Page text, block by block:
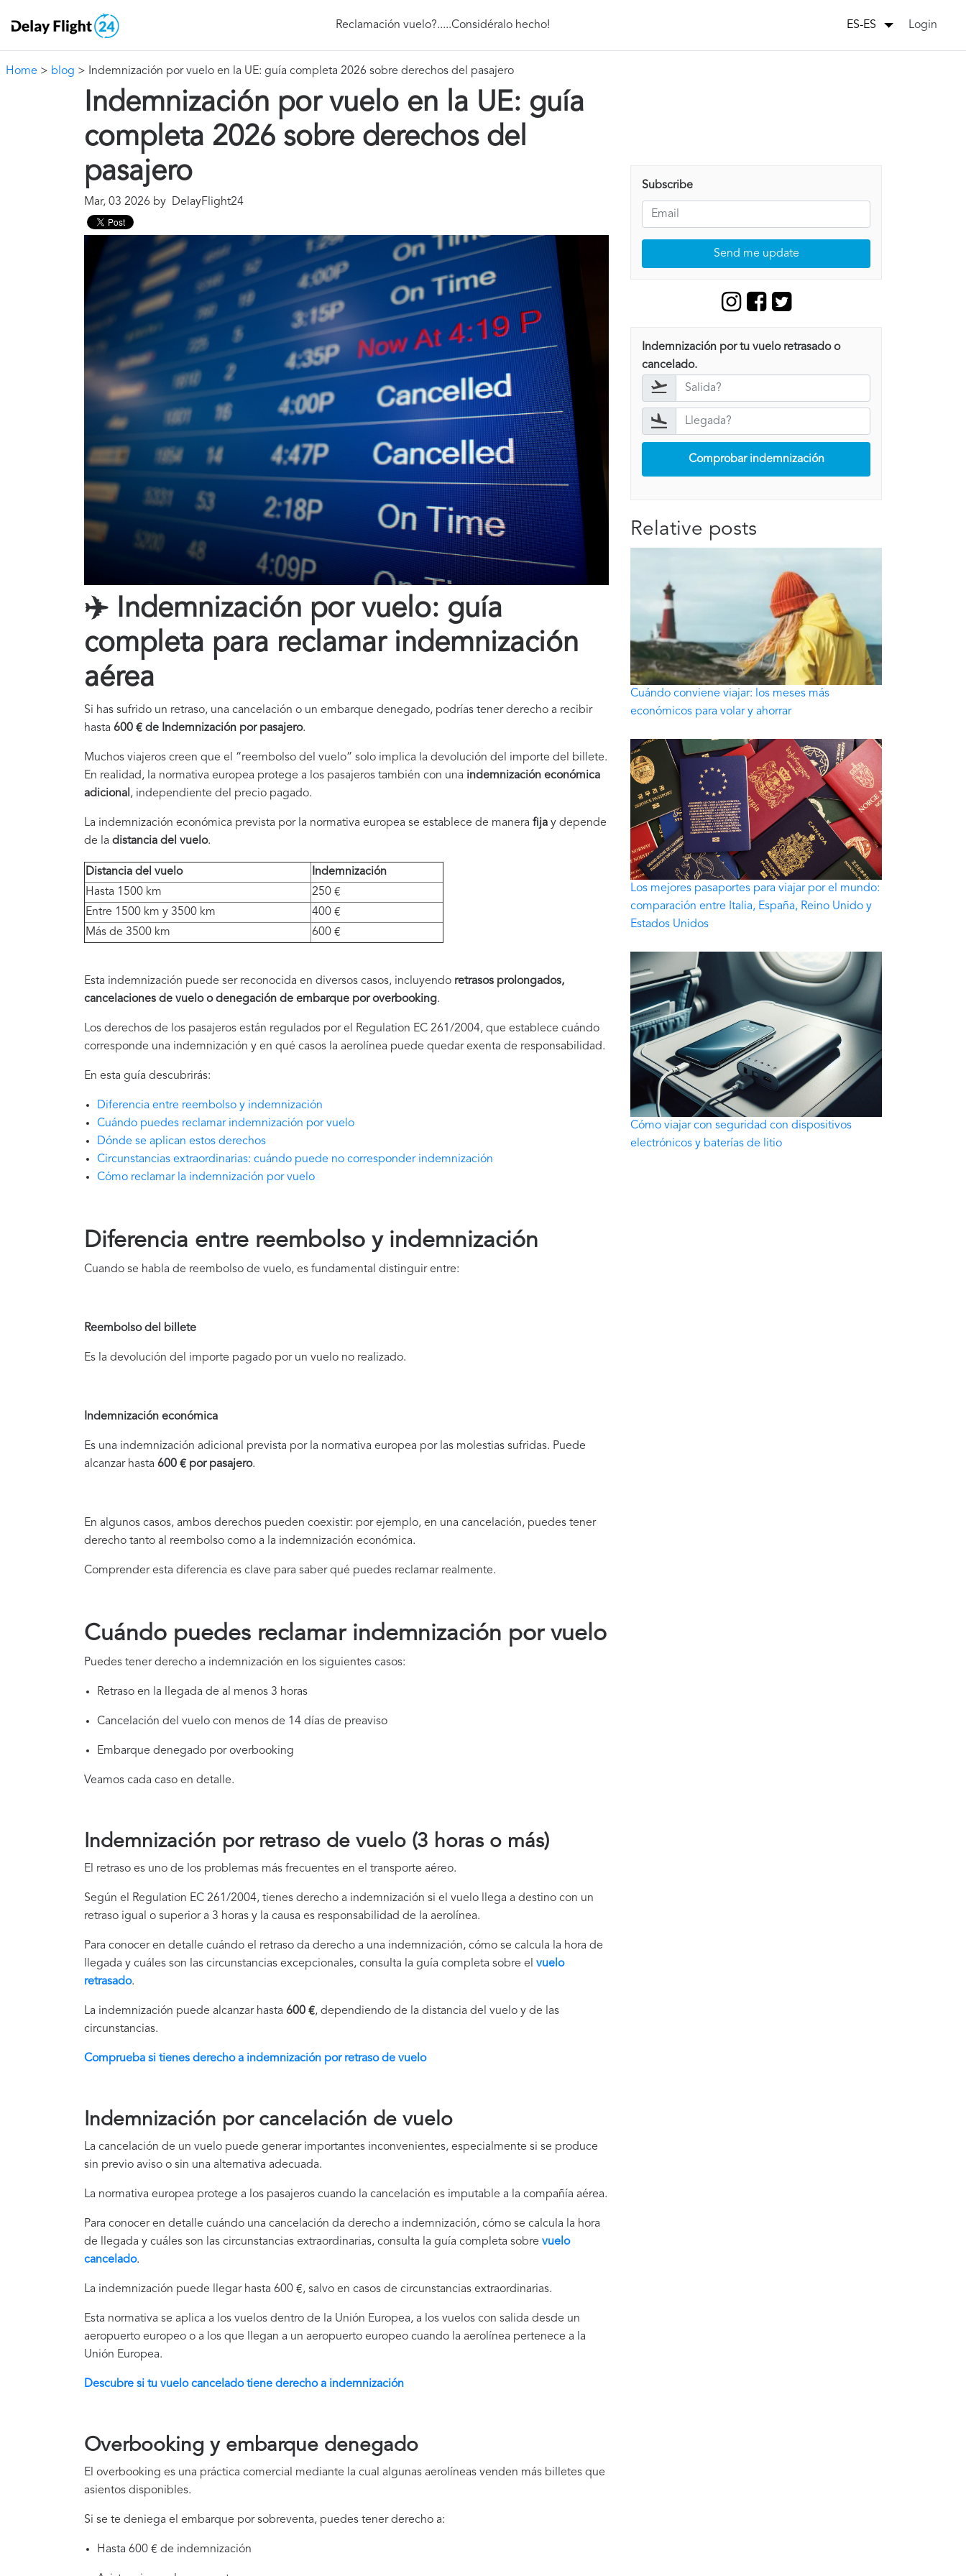
Reclamación vuelo?.....Considéralo hecho! ES-ES Login
Home > blog > Indemnización por vuelo en la UE: guía completa 2026 sobre derechos del pasajero
Indemnización por vuelo en la UE: guía
completa 2026 sobre derechos del
pasajero
Mar, 03 2026 by DelayFlight24
✈️ Indemnización por vuelo: guía
completa para reclamar indemnización
aérea
Si has sufrido un retraso, una cancelación o un embarque denegado, podrías tener derecho a recibir
hasta 600 € de Indemnización por pasajero.
Muchos viajeros creen que el “reembolso del vuelo” solo implica la devolución del importe del billete.
En realidad, la normativa europea protege a los pasajeros también con una indemnización económica
adicional , independiente del precio pagado.
La indemnización económica prevista por la normativa europea se establece de manera fija y depende
de la distancia del vuelo.
Distancia del vuelo
Indemnización
Hasta 1500 km
250 €
Entre 1500 km y 3500 km
400 €
Más de 3500 km
600 €
Esta indemnización puede ser reconocida en diversos casos, incluyendo retrasos prolongados,
cancelaciones de vuelo o denegación de embarque por overbooking.
Los derechos de los pasajeros están regulados por el Regulation EC 261/2004, que establece cuándo
corresponde una indemnización y en qué casos la aerolínea puede quedar exenta de responsabilidad.
En esta guía descubrirás:
Diferencia entre reembolso y indemnización
Cuándo puedes reclamar indemnización por vuelo
Dónde se aplican estos derechos
Circunstancias extraordinarias: cuándo puede no corresponder indemnización
Cómo reclamar la indemnización por vuelo
Diferencia entre reembolso y indemnización
Cuando se habla de reembolso de vuelo, es fundamental distinguir entre:
Reembolso del billete
Es la devolución del importe pagado por un vuelo no realizado.
Indemnización económica
Es una indemnización adicional prevista por la normativa europea por las molestias sufridas. Puede
alcanzar hasta 600 € por pasajero.
En algunos casos, ambos derechos pueden coexistir: por ejemplo, en una cancelación, puedes tener
derecho tanto al reembolso como a la indemnización económica.
Comprender esta diferencia es clave para saber qué puedes reclamar realmente.
Cuándo puedes reclamar indemnización por vuelo
Puedes tener derecho a indemnización en los siguientes casos:
Retraso en la llegada de al menos 3 horas
Cancelación del vuelo con menos de 14 días de preaviso
Embarque denegado por overbooking
Veamos cada caso en detalle.
Indemnización por retraso de vuelo (3 horas o más)
El retraso es uno de los problemas más frecuentes en el transporte aéreo.
Según el Regulation EC 261/2004, tienes derecho a indemnización si el vuelo llega a destino con un
retraso igual o superior a 3 horas y la causa es responsabilidad de la aerolínea.
Para conocer en detalle cuándo el retraso da derecho a una indemnización, cómo se calcula la hora de
llegada y cuáles son las circunstancias excepcionales, consulta la guía completa sobre el vuelo
retrasado.
La indemnización puede alcanzar hasta 600 €, dependiendo de la distancia del vuelo y de las
circunstancias.
Comprueba si tienes derecho a indemnización por retraso de vuelo
Indemnización por cancelación de vuelo
La cancelación de un vuelo puede generar importantes inconvenientes, especialmente si se produce
sin previo aviso o sin una alternativa adecuada.
La normativa europea protege a los pasajeros cuando la cancelación es imputable a la compañía aérea.
Para conocer en detalle cuándo una cancelación da derecho a indemnización, cómo se calcula la hora
de llegada y cuáles son las circunstancias extraordinarias, consulta la guía completa sobre vuelo
cancelado.
La indemnización puede llegar hasta 600 €, salvo en casos de circunstancias extraordinarias.
Esta normativa se aplica a los vuelos dentro de la Unión Europea, a los vuelos con salida desde un
aeropuerto europeo o a los que llegan a un aeropuerto europeo cuando la aerolínea pertenece a la
Unión Europea.
Descubre si tu vuelo cancelado tiene derecho a indemnización
Overbooking y embarque denegado
El overbooking es una práctica comercial mediante la cual algunas aerolíneas venden más billetes que
asientos disponibles.
Si se te deniega el embarque por sobreventa, puedes tener derecho a:
Hasta 600 € de indemnización
Subscribe
Send me update
Indemnización por tu vuelo retrasado o
cancelado.
Comprobar indemnización
Relative posts
Cuándo conviene viajar: los meses más
económicos para volar y ahorrar
Los mejores pasaportes para viajar por el mundo:
comparación entre Italia, España, Reino Unido y
Estados Unidos
Cómo viajar con seguridad con dispositivos
electrónicos y baterías de litio